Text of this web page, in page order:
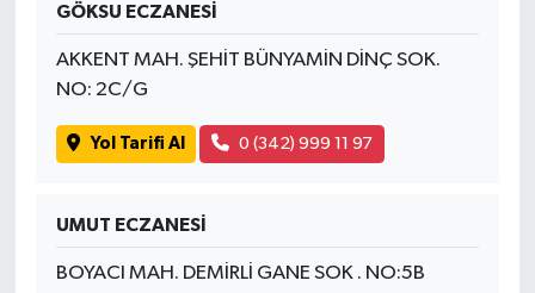
GÖKSU ECZANESİ
AKKENT MAH. ŞEHİT BÜNYAMİN DİNÇ SOK.
NO: 2C/G
Yol Tarifi Al 0 (342) 999 11 97
UMUT ECZANESİ
BOYACI MAH. DEMİRLİ GANE SOK . NO:5B